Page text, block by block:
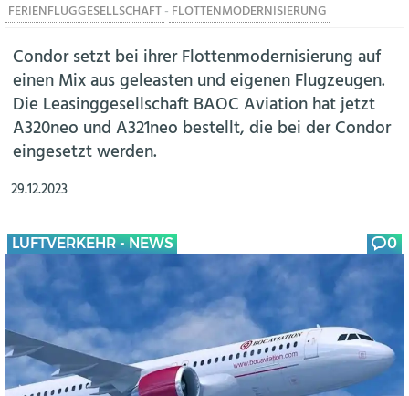
BERUFE
AERO-KULTUR
FERIENFLUGGESELLSCHAFT- FLOTTENMODERNISIERUNG
Condor setzt bei ihrer Flottenmodernisierung auf
einen Mix aus geleasten und eigenen Flugzeugen.
Die Leasinggesellschaft BAOC Aviation hat jetzt
A320neo und A321neo bestellt, die bei der Condor
eingesetzt werden.
29.12.2023
LUFTVERKEHR - NEWS 0